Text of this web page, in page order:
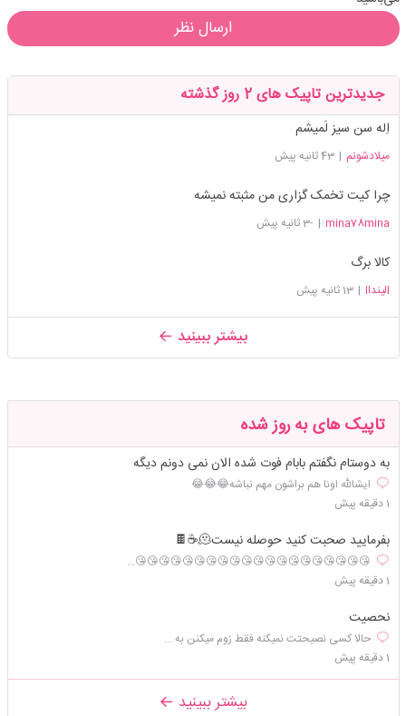
ارسال نظر
جدیدترین تاپیک های 2 روز گذشته
اِله سن سیز لَمیشم
میلادشونم | 43 ثانیه پیش
چرا کیت تخمک گزاری من مثبته نمیشه
mina78mina
| -3 ثانیه پیش
کالا برگ
lلینداl | 13 ثانیه پیش
بیشتر ببینید
تاپیک های به روز شده
به دوستام نگفتم بابام فوت شده الان نمی دونم دیگه
ایشالله اونا هم براشون مهم نباشه😂😂😂
1 دقیقه پیش
بفرمایید صحبت کنید حوصله نیست🫠☕️🍫
😘😘😘😘😘😘😘😘😘😘😘😘😘😘😘😘😘😘😘😘...
1 دقیقه پیش
نحصیت
حالا کسی نصیحتت نمیکنه فقط زوم میکنن به ...
1 دقیقه پیش
بیشتر ببینید